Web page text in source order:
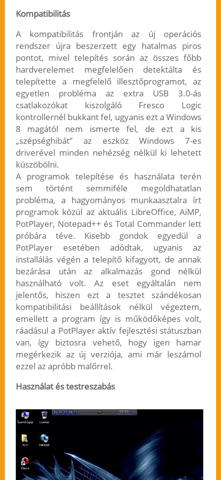
Kompatibilitás
A kompatibilitás frontján az új operációs
rendszer újra beszerzett egy hatalmas piros
pontot, mivel telepítés során az összes főbb
hardverelemet megfelelően detektálta és
telepítette a megfelelő illesztőprogramot, az
egyetlen probléma az extra USB 3.0-ás
csatlakozókat kiszolgáló Fresco Logic
kontrollernél bukkant fel, ugyanis ezt a Windows
8 magától nem ismerte fel, de ezt a kis
„szépséghibát” az eszköz Windows 7-es
driverével minden nehézség nélkül ki lehetett
küszöbölni.
A programok telepítése és használata terén
sem történt semmiféle megoldhatatlan
probléma, a hagyományos munkaasztalra írt
programok közül az aktuális LibreOffice, AiMP,
PotPlayer, Notepad++ és Total Commander lett
próbára téve. Kisebb gondok egyedül a
PotPlayer esetében adódtak, ugyanis az
installálás végén a telepítő kifagyott, de annak
bezárása után az alkalmazás gond nélkül
használható volt. Az eset egyáltalán nem
jelentős, hiszen ezt a tesztet szándékosan
kompatibilitási beállítások nélkül végeztem,
emellett a program így is működőképes volt,
ráadásul a PotPlayer aktív fejlesztési státuszban
van, így biztosra vehető, hogy igen hamar
megérkezik az új verziója, ami már leszámol
ezzel az apróbb malőrrel.
Használat és testreszabás